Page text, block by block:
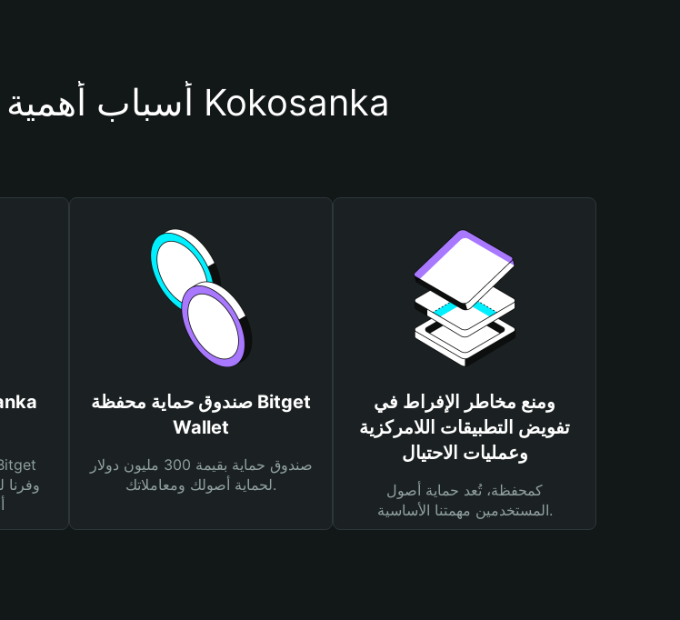
أسباب أهمية استخدام محفظة Kokosanka
صندوق حماية محفظة Bitget
Wallet
صندوق حماية بقيمة 300 مليون دولار
لحماية أصولك ومعاملاتك.
ومنع مخاطر الإفراط في
تفويض التطبيقات اللامركزية
وعمليات الاحتيال
كمحفظة، تُعد حماية أصول
المستخدمين مهمتنا الأساسية.